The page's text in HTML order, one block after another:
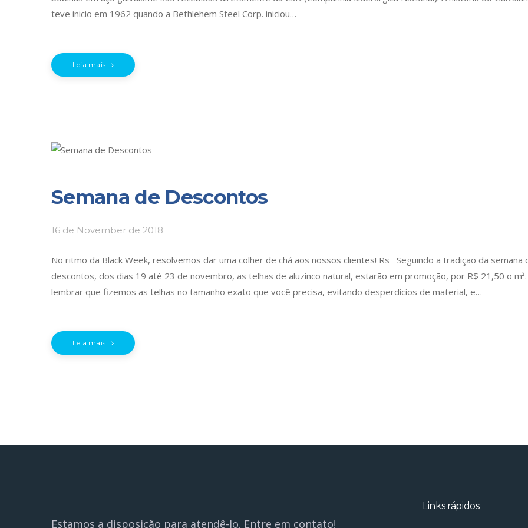
teve inicio em 1962 quando a Bethlehem Steel Corp. iniciou…
Leia mais
Semana de Descontos
16 de November de 2018
No ritmo da Black Week, resolvemos dar uma colher de chá aos nossos clientes! Rs Seguindo a tradição da semana
descontos, dos dias 19 até 23 de novembro, as telhas de aluzinco natural, estarão em promoção, por R$ 21,50 o m².
lembrar que fizemos as telhas no tamanho exato que você precisa, evitando desperdícios de material, e…
Leia mais
Estamos a disposição para atendê-lo. Entre em contato!
Links rápidos